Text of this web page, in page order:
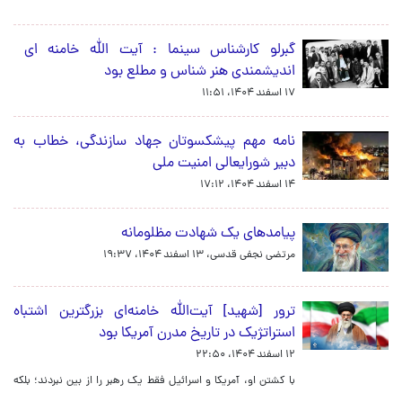
گبرلو کارشناس سینما : آیت الله خامنه ای
اندیشمندی هنر شناس و مطلع بود
۱۷ اسفند ۱۴۰۴، ۱۱:۵۱
نامه مهم پیشکسوتان جهاد سازندگی، خطاب به
دبیر شورایعالی امنیت ملی
۱۴ اسفند ۱۴۰۴، ۱۷:۱۲
پیامدهای یک شهادت مظلومانه
مرتضی نجفی قدسی، ۱۳ اسفند ۱۴۰۴، ۱۹:۳۷
ترور [شهید] آیت‌الله خامنه‌ای بزرگترین اشتباه
استراتژیک در تاریخ مدرن آمریکا بود
۱۲ اسفند ۱۴۰۴، ۲۲:۵۰
با کشتن او، آمریکا و اسرائیل فقط یک رهبر را از بین نبردند؛ بلکه